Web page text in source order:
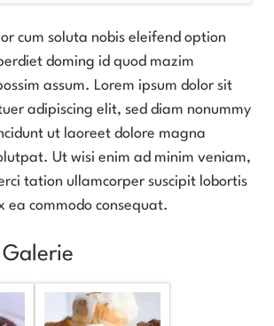
cum soluta nobis eleifend option
doming id quod mazim
assum. Lorem ipsum dolor sit
adipiscing elit, sed diam nonummy
ut laoreet dolore magna
Ut wisi enim ad minim veniam,
tation ullamcorper suscipit lobortis
ea commodo consequat.